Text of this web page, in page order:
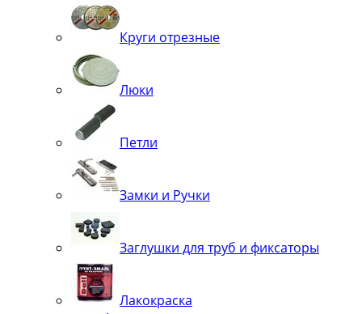
Круги отрезные
Люки
Петли
Замки и Ручки
Заглушки для труб и фиксаторы
Лакокраска